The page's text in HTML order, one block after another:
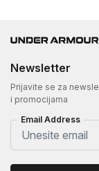
Newsletter
Prijavite se za
i promocijama
Email Address